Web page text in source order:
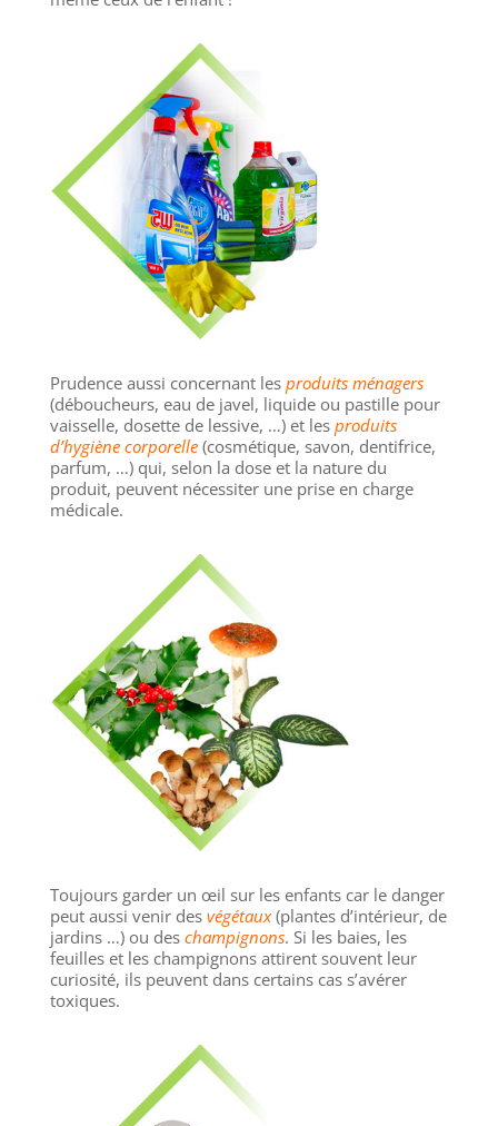
Prudence aussi concernant les produits ménagers
(déboucheurs, eau de javel, liquide ou pastille pour
vaisselle, dosette de lessive, …) et les produits
d’hygiène corporelle (cosmétique, savon, dentifrice,
parfum, …) qui, selon la dose et la nature du
produit, peuvent nécessiter une prise en charge
médicale.
Toujours garder un œil sur les enfants car le danger
peut aussi venir des végétaux(plantes d’intérieur, de
jardins …) ou des champignons. Si les baies, les
feuilles et les champignons attirent souvent leur
curiosité, ils peuvent dans certains cas s’avérer
toxiques.